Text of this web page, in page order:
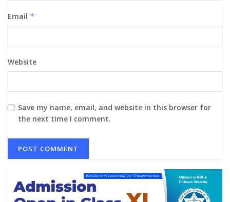
Email *
Website
Save my name, email, and website in this browser for
the next time I comment.